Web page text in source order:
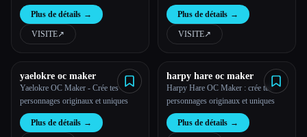
fonctionnalités avancées de dessin
animé et d'amélioration
Plus de détails →
VISITE↗︎
en ligne gratuit
Plus de détails →
VISITE↗︎
yaelokre oc maker
Yaelokre OC Maker - Crée tes
personnages originaux et uniques
Plus de détails →
harpy hare oc maker
Harpy Hare OC Maker : crée tes
personnages originaux et uniques
Plus de détails →